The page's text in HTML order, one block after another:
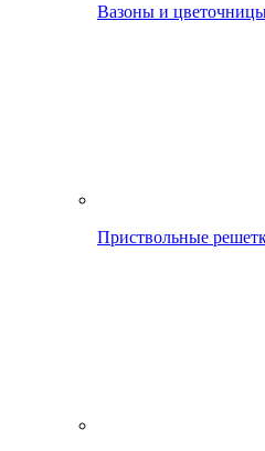
Вазоны и
Приствольные